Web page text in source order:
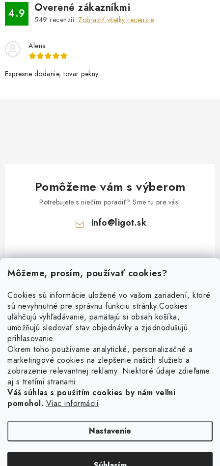
Môžeme, prosím, používať cookies?
Cookies sú informácie uložené vo vašom zariadení, ktoré
sú nevyhnutné pre správnu funkciu stránky.Cookies
uľahčujú vyhľadávanie, pamätajú si obsah košíka,
umožňujú sledovať stav objednávky a zjednodušujú
prihlasovanie.
Okrem toho používame analytické, personalizačné a
marketingové cookies na zlepšenie našich služieb a
zobrazenie relevantnej reklamy. Niektoré údaje zdieľame
aj s tretími stranami.
Váš súhlas s použitím cookies by nám veľmi
pomohol. Viac informácií
Nastavenie
4.9 Overené zákazníkmi
549 recenzií. Zobraziť všetky recenzie
Alena
Expresne dodanie, tovar pekny
Pomôžeme vám s výberom
Potrebujete s niečím poradiť? Sme tu pre vás!
info@ligot.sk
Facebook
Obľúbené šperky
Náušnice
Prstene
Náramky
Informácie pre vás